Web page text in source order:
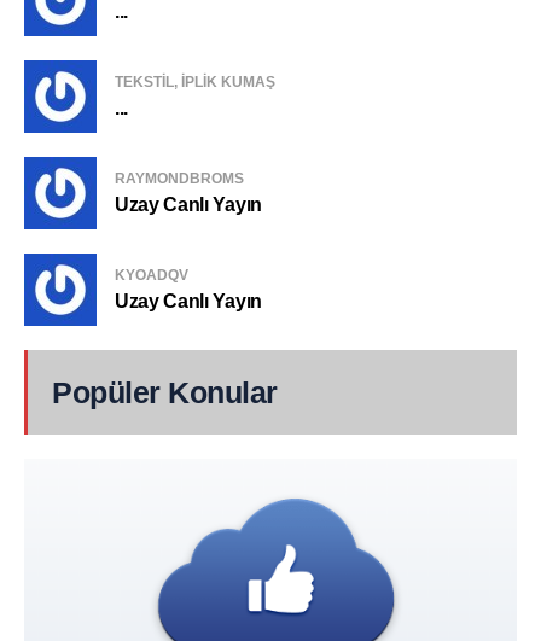
...
TEKSTIL, IPLIK KUMAŞ
...
RAYMONDBROMS
Uzay Canlı Yayın
KYOADQV
Uzay Canlı Yayın
Popüler Konular